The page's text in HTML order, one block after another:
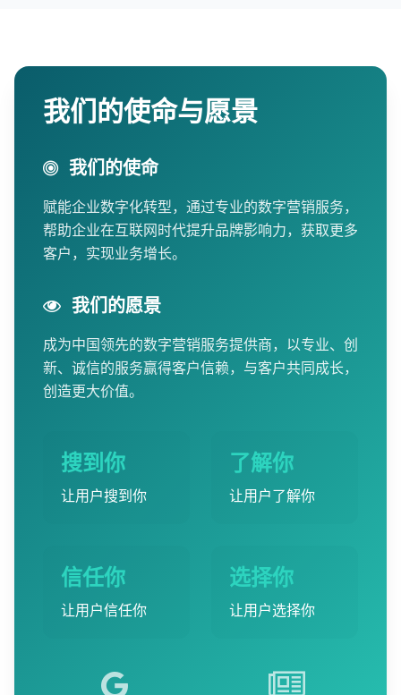
我们的使命与愿景
我们的使命
赋能企业数字化转型，通过专业的数字营销服务，
帮助企业在互联网时代提升品牌影响力，获取更多
客户，实现业务增长。
我们的愿景
成为中国领先的数字营销服务提供商，以专业、创
新、诚信的服务赢得客户信赖，与客户共同成长，
创造更大价值。
搜到你
让用户搜到你
了解你
让用户了解你
信任你
让用户信任你
选择你
让用户选择你